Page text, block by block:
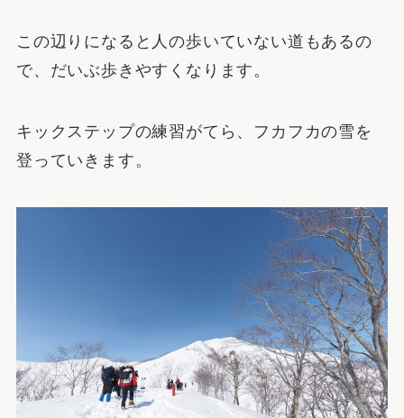
この辺りになると人の歩いていない道もあるの
で、だいぶ歩きやすくなります。
キックステップの練習がてら、フカフカの雪を
登っていきます。